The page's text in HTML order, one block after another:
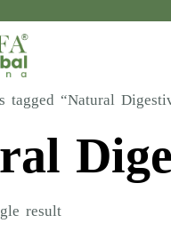
tagged “Natural
result